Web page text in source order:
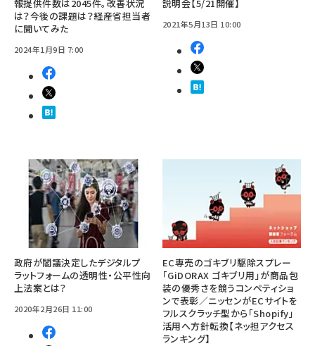
報提供件数は2045件。改善状況
は？今後の課題は？経産省担当者
に聞いてみた
2024年1月9日 7:00
説明会【5/21開催】
2021年5月13日 10:00
政府が閣議決定したデジタルプ
ラットフォームの透明性・公平性向
上法案とは？
2020年2月26日 11:00
EC専売のゴキブリ駆除スプレー
「GiDORAX ゴキブリ用」が商品包
装の優秀さを競うコンペティショ
ンで表彰／ニッセンがECサイトを
フルスクラッチ型から「Shopify」
活用へ方針転換【ネッ担アクセス
ランキング】